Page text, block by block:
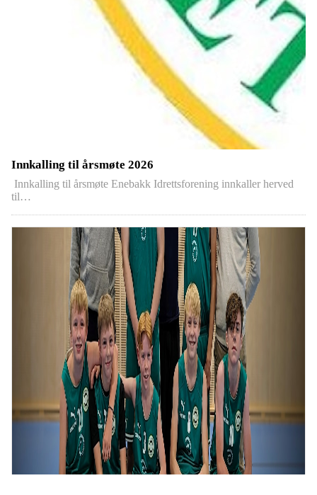
Innkalling til årsmøte 2026
Innkalling til årsmøte Enebakk Idrettsforening innkaller herved
til…